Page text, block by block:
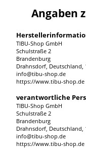
Angaben
TIBU-Shop GmbH
Schulstraße 2
Brandenburg
Drahnsdorf, Deutschland,
info@tibu-shop.de
https://www.tibu-shop.de
verantwortliche
TIBU-Shop GmbH
Schulstraße 2
Brandenburg
Drahnsdorf, Deutschland,
info@tibu-shop.de
https://www.tibu-shop.de